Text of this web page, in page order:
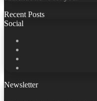
Recent Posts
Social
Newsletter